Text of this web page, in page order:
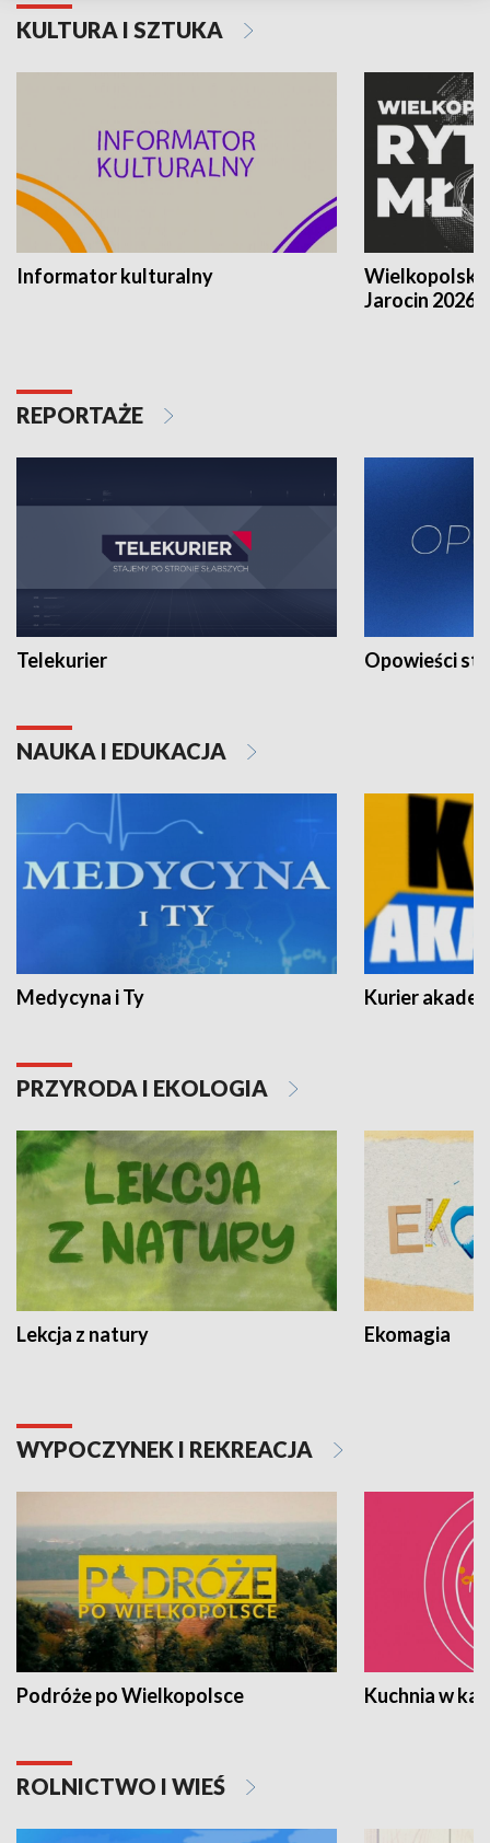
KULTURA I SZTUKA
Informator kulturalny
Jarocin 2026
REPORTAŻE
Telekurier Opowieści
NAUKA I EDUKACJA
Medycyna i Ty Kurier
PRZYRODA I EKOLOGIA
Lekcja z natury Ekomagia
WYPOCZYNEK I REKREACJA
Podróże po Wielkopolsce Kuchnia w
ROLNICTWO I WIEŚ